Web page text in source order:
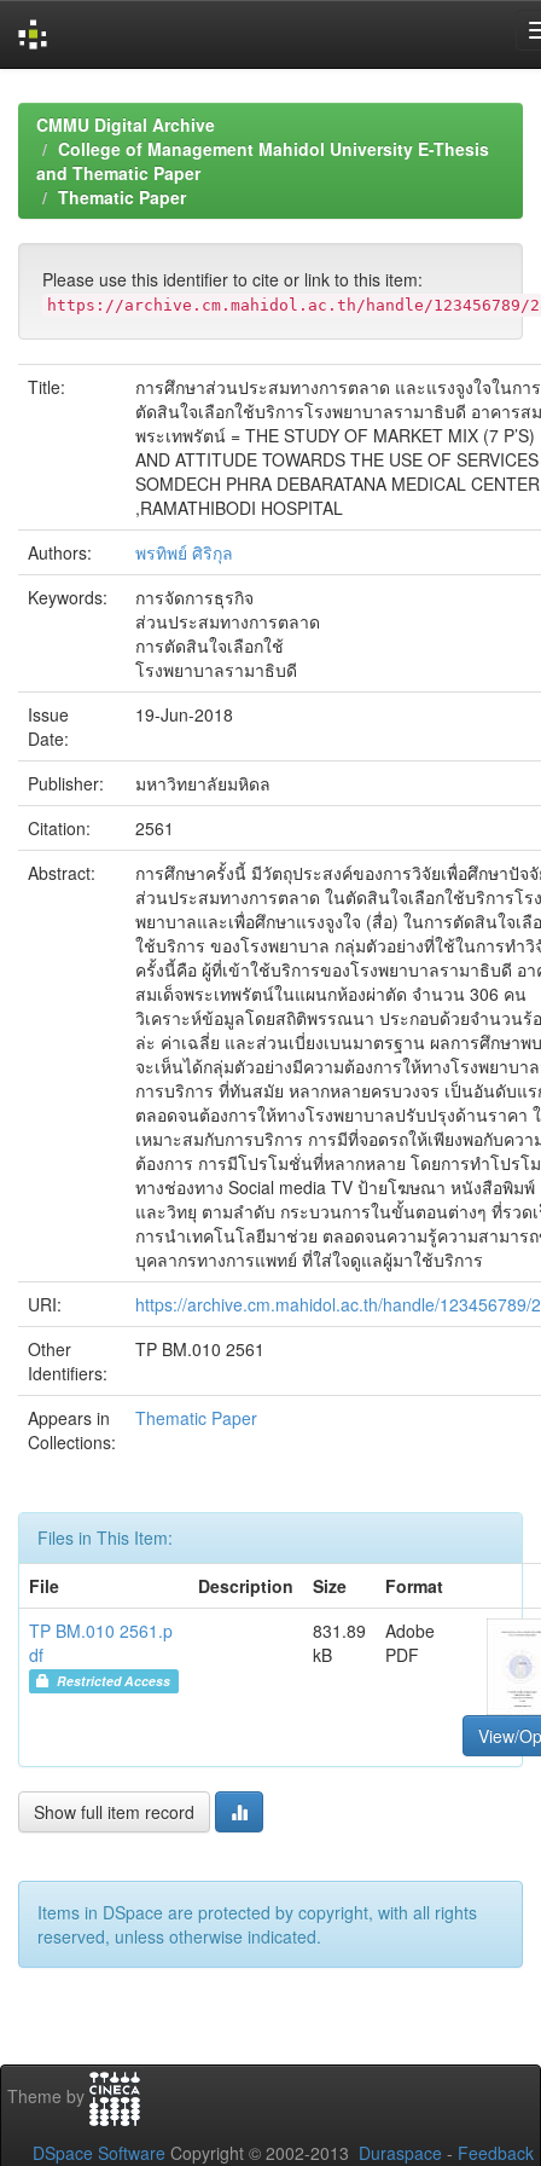
navigationCMMU Digital Archive
College of Management Mahidol University E-Thesis
and Thematic Paper
Thematic Paper
Please use this identifier to cite or link to this item:
https://archive.cm.mahidol.ac.th/handle/123456789/
Title:
การศึกษาส่วนประสมทางการตลาด และแรงจูงใจในการ
ตัดสินใจเลือกใช้บริการโรงพยาบาลรามาธิบดี อาคารส
พระเทพรัตน์ = THE STUDY OF MARKET MIX (7 P’S)
AND ATTITUDE TOWARDS THE USE OF
SOMDECH PHRA DEBARATANA MEDICAL CENTER
,RAMATHIBODI HOSPITAL
Authors:
พรทิพย์ ศิริกุล
Keywords:
การจัดการธุรกิจ
ส่วนประสมทางการตลาด
การตัดสินใจเลือกใช้
โรงพยาบาลรามาธิบดี
Issue
Date:
19-Jun-2018
Publisher:
มหาวิทยาลัยมหิดล
Citation:
2561
Abstract:
การศึกษาครั้งนี้ มีวัตถุประสงค์ของการวิจัยเพื่อศึกษาปัจ
ส่วนประสมทางการตลาด ในตัดสินใจเลือกใช้บริการโรง
พยาบาลและเพื่อศึกษาแรงจูงใจ (สื่อ) ในการตัดสินใจเลื
ใช้บริการ ของโรงพยาบาล กลุ่มตัวอย่างที่ใช้ในการทำวิ
ครั้งนี้คือ ผู้ที่เข้าใช้บริการของโรงพยาบาลรามาธิบดี อา
สมเด็จพระเทพรัตน์ในแผนกห้องผ่าตัด จำนวน 306 คน
วิเคราะห์ข้อมูลโดยสถิติพรรณนา ประกอบด้วยจำนวนร้
ล่ะ ค่าเฉลี่ย และส่วนเบี่ยงเบนมาตรฐาน ผลการศึกษาพ
จะเห็นได้กลุ่มตัวอย่างมีความต้องการให้ทางโรงพยาบา
การบริการ ที่ทันสมัย หลากหลายครบวงจร เป็นอันดับแร
ตลอดจนต้องการให้ทางโรงพยาบาลปรับปรุงด้านราคา
เหมาะสมกับการบริการ การมีที่จอดรถให้เพียงพอกับควา
ต้องการ การมีโปรโมชั่นที่หลากหลาย โดยการทำโปรโ
ทางช่องทาง Social media TV ป้ายโฆษณา หนังสือพิมพ์
และวิทยุ ตามลำดับ กระบวนการในขั้นตอนต่างๆ ที่รวด
การนำเทคโนโลยีมาช่วย ตลอดจนความรู้ความสามาร
บุคลากรทางการแพทย์ ที่ใส่ใจดูแลผู้มาใช้บริการ
URI:
https://archive.cm.mahidol.ac.th/handle/123456789/
Other
Identifiers:
TP BM.010 2561
Appears in
Collections:
Thematic Paper
Files in This Item:
File
Description Size
Format
TP BM.010 2561.p
df
Restricted Access
831.89
kB
Adobe
PDF
View/
Show full item record
Items in DSpace are protected by copyright, with all rights
reserved, unless otherwise indicated.
Theme by
DSpace Software Copyright © 2002-2013 Duraspace - Feedback